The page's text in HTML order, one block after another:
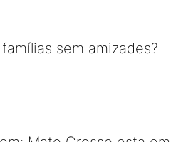
sem amizades?